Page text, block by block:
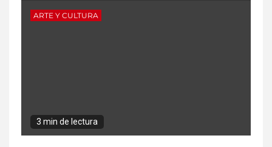
ARTE Y CULTURA
3 min de lectura